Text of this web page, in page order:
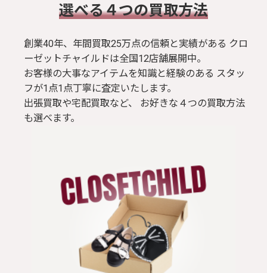
​選べる４つの買取方法
創業40年、年間買取25万点の信頼と実績がある クロ
ーゼットチャイルドは全国12店舗展開中。
お客様の大事なアイテムを知識と経験のある スタッ
フが1点1点丁寧に査定いたします。
出張買取や宅配買取など、 お好きな４つの買取方法
も選べます。